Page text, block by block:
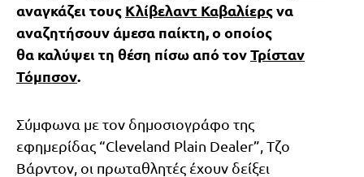
αναγκάζει τους Κλίβελαντ Καβαλίερςνα
αναζητήσουν άμεσα παίκτη, ο οποίος
θα καλύψει τη θέση πίσω από τονΤρίσταν
Τόμπσον.
Σύμφωνα με τον δημοσιογράφο της
εφημερίδας “Cleveland Plain Dealer”, Τζο
Βάρντον, οι πρωταθλητές έχουν δείξει